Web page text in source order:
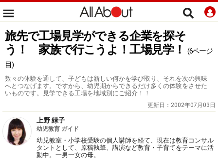
旅先で工場見学ができる企業を探そ
う！ 家族で行こうよ！工場見学！
(6ページ
目)
数々の体験を通して、子どもは新しい何かを学び取り、それを次の興味
へとつなげます。ですから、幼児期からできるだけ多くの体験をさせた
いものです。見学できる工場を地域別にご紹介！！
更新日： 2002年07月03日
上野 緑子
幼児教育 ガイド
幼児教室・小学校受験の個人講師を経て、現在は教育コンサル
タントとして、原稿執筆、講演など教育・子育てをテーマに活
動中。一男一女の母。